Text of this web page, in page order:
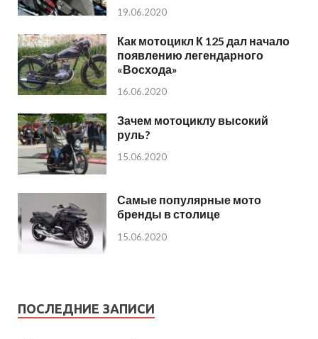
19.06.2020
Как мотоцикл К 125 дал начало
появлению легендарного
«Восхода»
16.06.2020
Зачем мотоциклу высокий
руль?
15.06.2020
Самые популярные мото
бренды в столице
15.06.2020
ПОСЛЕДНИЕ ЗАПИСИ